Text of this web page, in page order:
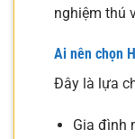
nghiệm thú
Ai nên chọn
Đây là lựa
Gia đình